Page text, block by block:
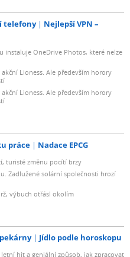
telefony
Nejlepší VPN –
instaluje OneDrive Photos, které nelze
Lioness. Ale především horory
Lioness. Ale především horory
práce Nadace EPCG
turisté změnu pocítí brzy
Zadlužené solární společnosti hrozí
výbuch otřásl okolím
Jídlo podle horoskopu
hit a geniální způsob, jak zpracovat